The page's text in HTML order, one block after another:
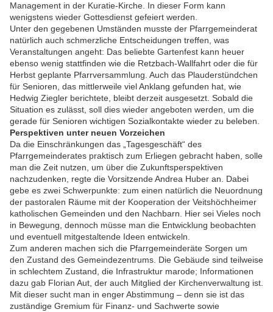
Management in der Kuratie-Kirche. In dieser Form kann
wenigstens wieder Gottesdienst gefeiert werden.
Unter den gegebenen Umständen musste der Pfarrgemeinderat
natürlich auch schmerzliche Entscheidungen treffen, was
Veranstaltungen angeht: Das beliebte Gartenfest kann heuer
ebenso wenig stattfinden wie die Retzbach-Wallfahrt oder die für
Herbst geplante Pfarrversammlung. Auch das Plauderstündchen
für Senioren, das mittlerweile viel Anklang gefunden hat, wie
Hedwig Ziegler berichtete, bleibt derzeit ausgesetzt. Sobald die
Situation es zulässt, soll dies wieder angeboten werden, um die
gerade für Senioren wichtigen Sozialkontakte wieder zu beleben.
Perspektiven unter neuen Vorzeichen
Da die Einschränkungen das „Tagesgeschäft“ des
Pfarrgemeinderates praktisch zum Erliegen gebracht haben, solle
man die Zeit nutzen, um über die Zukunftsperspektiven
nachzudenken, regte die Vorsitzende Andrea Huber an. Dabei
gebe es zwei Schwerpunkte: zum einen natürlich die Neuordnung
der pastoralen Räume mit der Kooperation der Veitshöchheimer
katholischen Gemeinden und den Nachbarn. Hier sei Vieles noch
in Bewegung, dennoch müsse man die Entwicklung beobachten
und eventuell mitgestaltende Ideen entwickeln.
Zum anderen machen sich die Pfarrgemeinderäte Sorgen um
den Zustand des Gemeindezentrums. Die Gebäude sind teilweise
in schlechtem Zustand, die Infrastruktur marode; Informationen
dazu gab Florian Aut, der auch Mitglied der Kirchenverwaltung ist.
Mit dieser sucht man in enger Abstimmung – denn sie ist das
zuständige Gremium für Finanz- und Sachwerte sowie